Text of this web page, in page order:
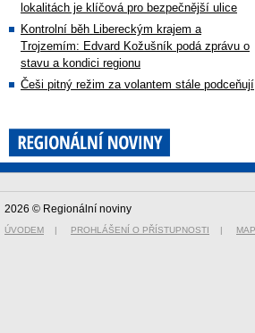
lokalitách je klíčová pro bezpečnější ulice
Kontrolní běh Libereckým krajem a
Trojzemím: Edvard Kožušník podá zprávu o
stavu a kondici regionu
Češi pitný režim za volantem stále podceňují
2026 © Regionální noviny
ÚVODEM | PROHLÁŠENÍ O PŘÍSTUPNOSTI |